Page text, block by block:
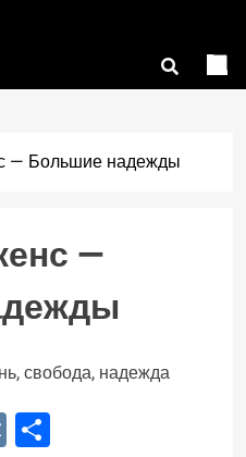
— Большие надежды
—
свобода, надежда
VK